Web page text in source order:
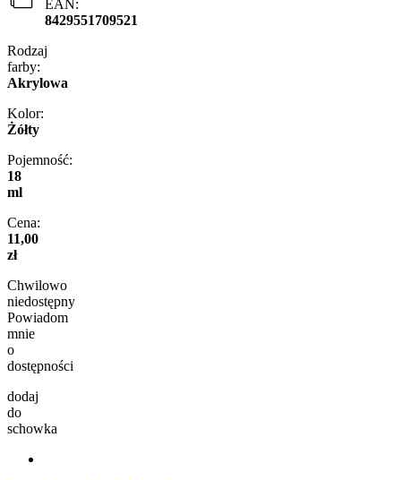
EAN:
8429551709521
Rodzaj
farby:
Akrylowa
Kolor:
Żółty
Pojemność:
18
ml
Cena:
11,00
zł
Chwilowo
niedostępny
Powiadom
mnie
o
dostępności
dodaj
do
schowka